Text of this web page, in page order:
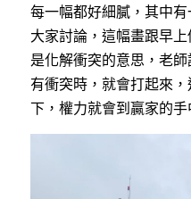
每一幅都好細膩，其中
大家討論，這幅畫跟早
是化解衝突的意思，老
有衝突時，就會打起來
下，權力就會到贏家的手